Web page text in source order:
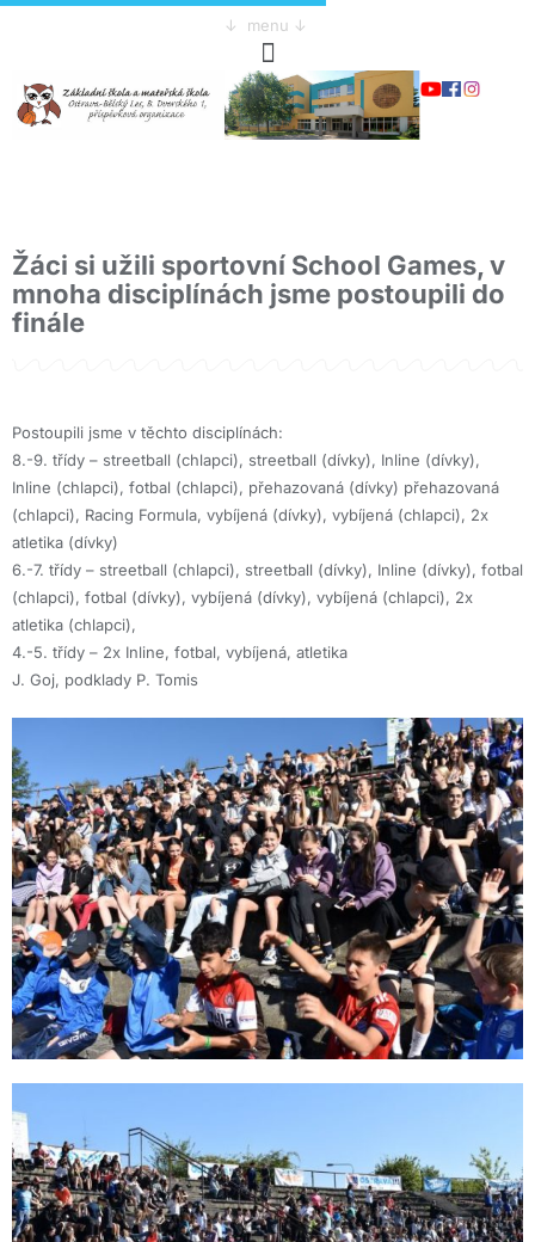
↓ menu ↓
Žáci si užili sportovní School Games, v
mnoha disciplínách jsme postoupili do
finále
Postoupili jsme v těchto disciplínách:
8.-9. třídy – streetball (chlapci), streetball (dívky), Inline (dívky),
Inline (chlapci), fotbal (chlapci), přehazovaná (dívky) přehazovaná
(chlapci), Racing Formula, vybíjená (dívky), vybíjená (chlapci), 2x
atletika (dívky)
6.-7. třídy – streetball (chlapci), streetball (dívky), Inline (dívky), fotbal
(chlapci), fotbal (dívky), vybíjená (dívky), vybíjená (chlapci), 2x
atletika (chlapci),
4.-5. třídy – 2x Inline, fotbal, vybíjená, atletika
J. Goj, podklady P. Tomis